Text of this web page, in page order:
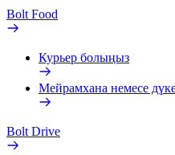
Bolt Food
Курьер болыңыз
Мейрамхана немесе
Bolt Drive